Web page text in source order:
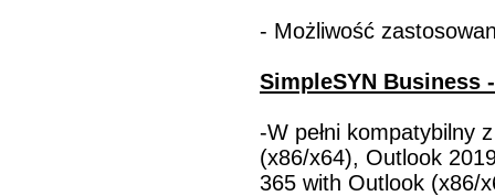
- Możliwość
SimpleSYN Business
-W pełni kompatybilny
(x86/x64), Outlook
365 with Outlook (x86/